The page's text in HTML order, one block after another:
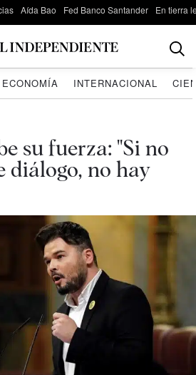
Aída Bao Fed Banco Santander En tierra
ECONOMÍA INTERNACIONAL
su fuerza: "Si no
diálogo, no hay